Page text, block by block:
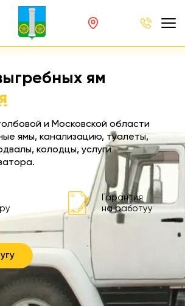
ям
и Московской области
ямы, канализацию, туалеты,
колодцы, услуги
Гарантия
на работуу